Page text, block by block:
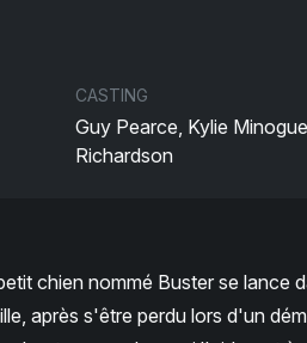
CASTING
Guy Pearce, Kylie
Richardson
chien nommé Buster se lance
après s'être perdu lors d'un